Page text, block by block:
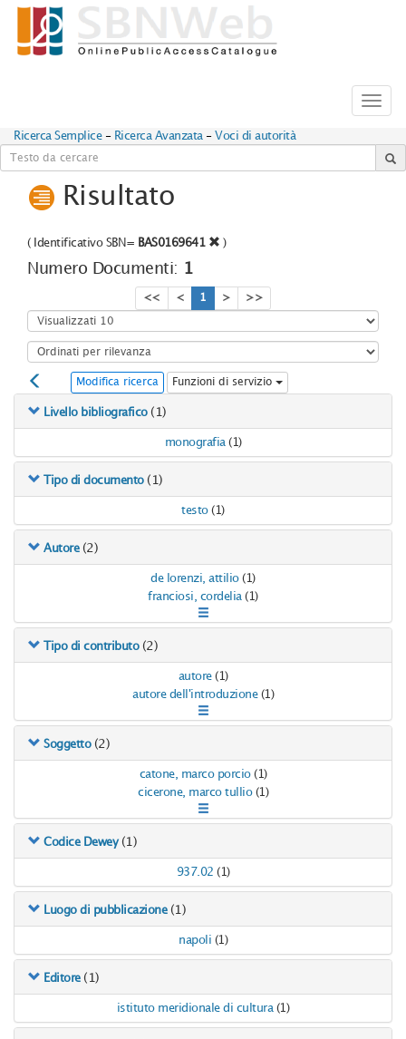
Ricerca Semplice - Ricerca Avanzata - Voci di autorità
Risultato
( Identificativo SBN= BAS0169641 )
Numero Documenti: 1
<< < 1 > >>
Modifica ricerca Funzioni di servizio
Livello bibliografico (1)
monografia (1)
Tipo di documento (1)
testo (1)
Autore (2)
de lorenzi, attilio (1)
franciosi, cordelia (1)
Tipo di contributo (2)
autore (1)
autore dell'introduzione (1)
Soggetto (2)
catone, marco porcio (1)
cicerone, marco tullio (1)
Codice Dewey (1)
937.02 (1)
Luogo di pubblicazione (1)
napoli (1)
Editore (1)
istituto meridionale di cultura (1)